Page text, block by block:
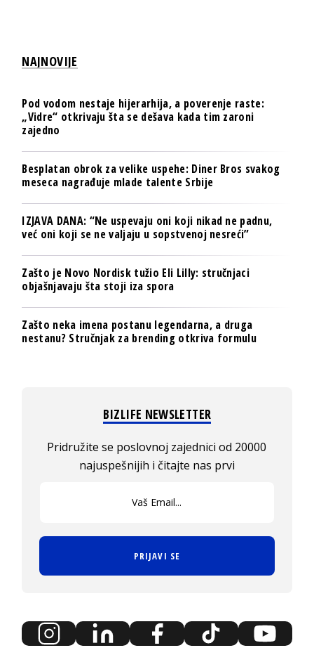
NAJNOVIJE
Pod vodom nestaje hijerarhija, a poverenje raste:
„Vidre“ otkrivaju šta se dešava kada tim zaroni
zajedno
Besplatan obrok za velike uspehe: Diner Bros svakog
meseca nagrađuje mlade talente Srbije
IZJAVA DANA: “Ne uspevaju oni koji nikad ne padnu,
već oni koji se ne valjaju u sopstvenoj nesreći”
Zašto je Novo Nordisk tužio Eli Lilly: stručnjaci
objašnjavaju šta stoji iza spora
Zašto neka imena postanu legendarna, a druga
nestanu? Stručnjak za brending otkriva formulu
BIZLIFE NEWSLETTER
Pridružite se poslovnoj zajednici od 20000
najuspešnijih i čitajte nas prvi
PRIJAVI SE